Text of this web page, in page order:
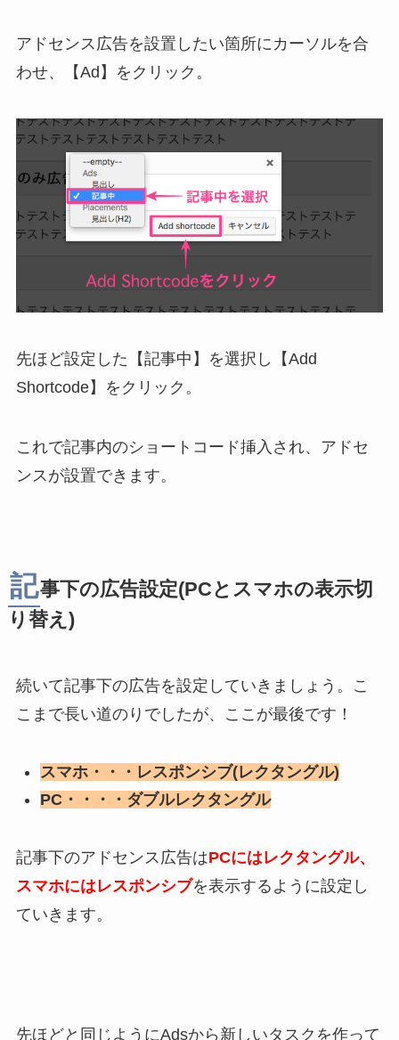
アドセンス広告を設置したい箇所にカーソルを合
わせ、【Ad】をクリック。
先ほど設定した【記事中】を選択し【Add
Shortcode】をクリック。
これで記事内のショートコード挿入され、アドセ
ンスが設置できます。
記事下の広告設定(PCとスマホの表示切
り替え)
続いて記事下の広告を設定していきましょう。こ
こまで長い道のりでしたが、ここが最後です！
スマホ・・・レスポンシブ(レクタングル)
PC・・・・ダブルレクタングル
記事下のアドセンス広告はPCにはレクタングル、
スマホにはレスポンシブを表示するように設定し
ていきます。
先ほどと同じようにAdsから新しいタスクを作って